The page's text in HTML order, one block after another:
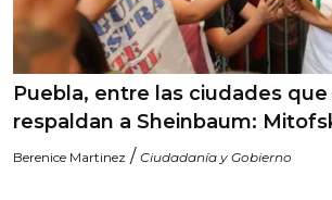
Puebla, entre las ciudades
respaldan a Sheinbaum:
Berenice Martinez / Ciudadanía y Gobierno